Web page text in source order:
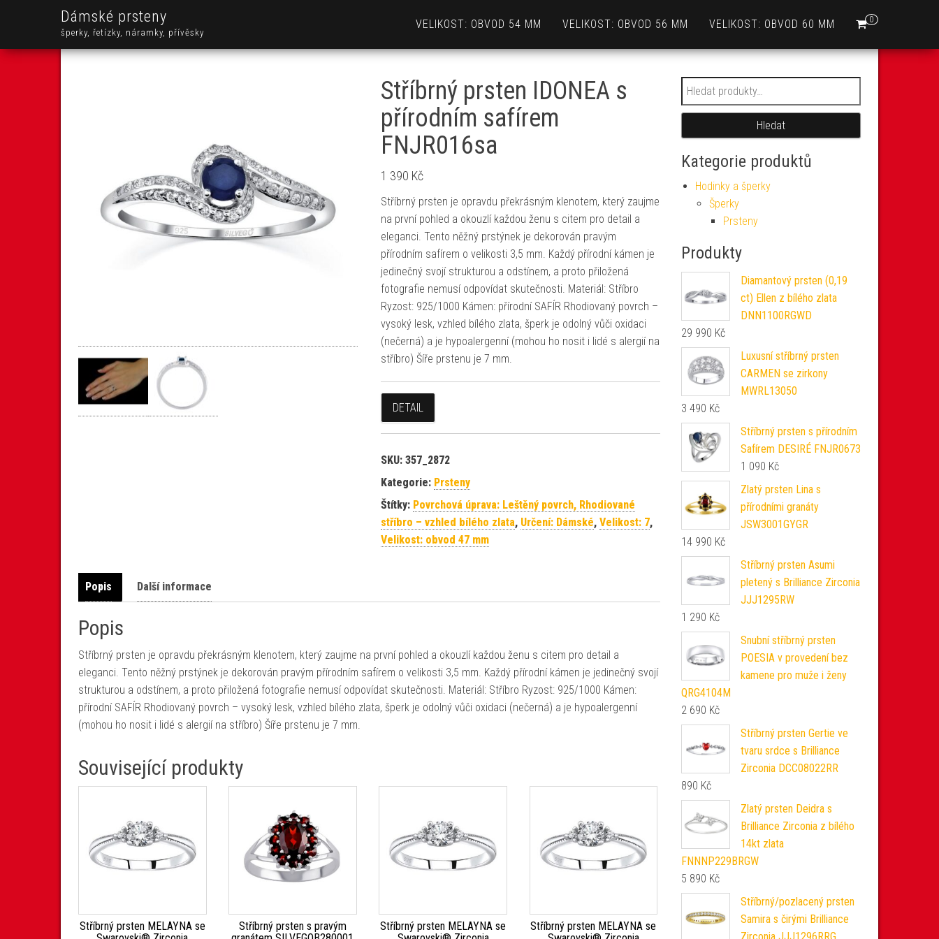
Dámské prsteny
šperky, řetízky, náramky, přívěsky
0
VELIKOST: OBVOD 54 MM VELIKOST: OBVOD 56 MM VELIKOST: OBVOD 60 MM
Stříbrný prsten IDONEA s
přírodním safírem
FNJR016sa
1 390 Kč
Stříbrný prsten je opravdu překrásným klenotem, který zaujme
na první pohled a okouzlí každou ženu s citem pro detail a
eleganci. Tento něžný prstýnek je dekorován pravým
přírodním safírem o velikosti 3,5 mm. Každý přírodní kámen je
jedinečný svojí strukturou a odstínem, a proto přiložená
fotografie nemusí odpovídat skutečnosti. Materiál: Stříbro
Ryzost: 925/1000 Kámen: přírodní SAFÍR Rhodiovaný povrch –
vysoký lesk, vzhled bílého zlata, šperk je odolný vůči oxidaci
(nečerná) a je hypoalergenní (mohou ho nosit i lidé s alergií na
stříbro) Šíře prstenu je 7 mm.
DETAIL
SKU: 357_2872
Kategorie: Prsteny
Štítky: Povrchová úprava: Leštěný povrch, Rhodiované
stříbro – vzhled bílého zlata, Určení: Dámské, Velikost: 7,
Velikost: obvod 47 mm
Popis Další informace
Popis
Stříbrný prsten je opravdu překrásným klenotem, který zaujme na první pohled a okouzlí každou ženu s citem pro detail a
eleganci. Tento něžný prstýnek je dekorován pravým přírodním safírem o velikosti 3,5 mm. Každý přírodní kámen je jedinečný svojí
strukturou a odstínem, a proto přiložená fotografie nemusí odpovídat skutečnosti. Materiál: Stříbro Ryzost: 925/1000 Kámen:
přírodní SAFÍR Rhodiovaný povrch – vysoký lesk, vzhled bílého zlata, šperk je odolný vůči oxidaci (nečerná) a je hypoalergenní
(mohou ho nosit i lidé s alergií na stříbro) Šíře prstenu je 7 mm.
Související produkty
Stříbrný prsten MELAYNA se
Stříbrný prsten s pravým
Stříbrný prsten MELAYNA se
Stříbrný prsten MELAYNA se
Hledat:
Hledat
Kategorie produktů
Hodinky a šperky
Šperky
Prsteny
Produkty
Diamantový prsten (0,19
ct) Ellen z bílého zlata
DNN1100RGWD
29 990 Kč
Luxusní stříbrný prsten
CARMEN se zirkony
MWRL13050
3 490 Kč
Stříbrný prsten s přírodním
Safírem DESIRÉ FNJR0673
1 090 Kč
Zlatý prsten Lina s
přírodními granáty
JSW3001GYGR
14 990 Kč
Stříbrný prsten Asumi
pletený s Brilliance Zirconia
JJJ1295RW
1 290 Kč
Snubní stříbrný prsten
POESIA v provedení bez
kamene pro muže i ženy
QRG4104M
2 690 Kč
Stříbrný prsten Gertie ve
tvaru srdce s Brilliance
Zirconia DCC08022RR
890 Kč
Zlatý prsten Deidra s
Brilliance Zirconia z bílého
14kt zlata
FNNNP229BRGW
5 890 Kč
Stříbrný/pozlacený prsten
Samira s čirými Brilliance